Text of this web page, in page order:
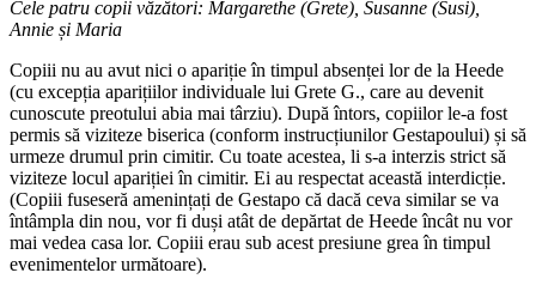
Cele patru copii văzători: Margarethe (Grete), Susanne (Susi),
Annie și Maria
Copiii nu au avut nici o apariție în timpul absenței lor de la Heede
(cu excepția aparițiilor individuale lui Grete G., care au devenit
cunoscute preotului abia mai târziu). După întors, copiilor le-a fost
permis să viziteze biserica (conform instrucțiunilor Gestapoului) și să
urmeze drumul prin cimitir. Cu toate acestea, li s-a interzis strict să
viziteze locul apariției în cimitir. Ei au respectat această interdicție.
(Copiii fuseseră amenințați de Gestapo că dacă ceva similar se va
întâmpla din nou, vor fi duși atât de depărtat de Heede încât nu vor
mai vedea casa lor. Copiii erau sub acest presiune grea în timpul
evenimentelor următoare).